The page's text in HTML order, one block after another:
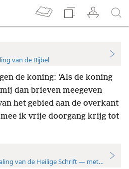
van de Bijbel
de koning: ‘Als de koning
dan brieven meegeven
het gebied aan de overkant
ik vrije doorgang krijg tot
van de Heilige Schrift — met